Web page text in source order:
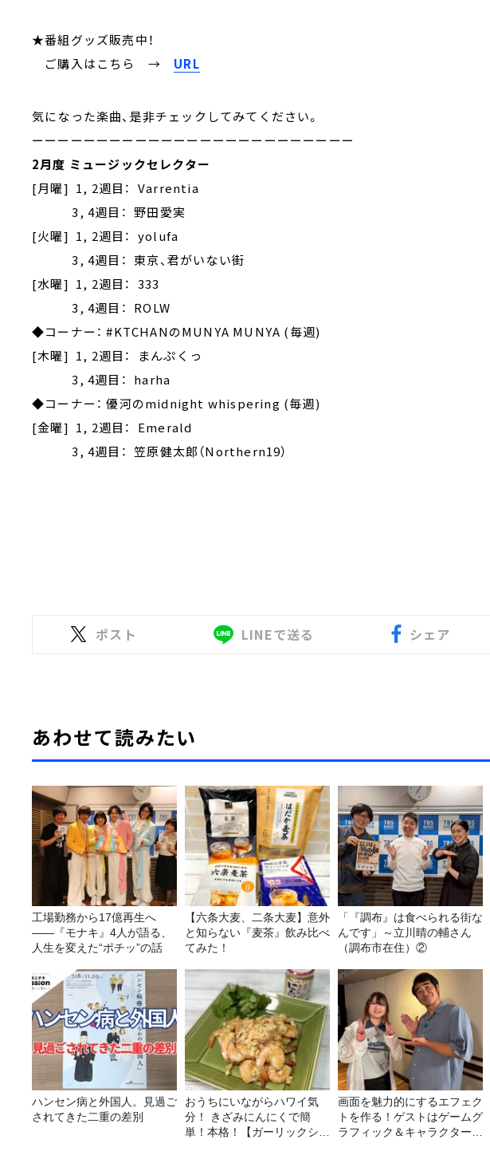
★番組グッズ販売中！
ご購入はこちら → URL
気になった楽曲、是非チェックしてみてください。
ーーーーーーーーーーーーーーーーーーーーーーーーー
2月度 ミュージックセレクター
[月曜] 1, 2週目： Varrentia
3, 4週目： 野田愛実
[火曜] 1, 2週目： yolufa
3, 4週目： 東京、君がいない街
[水曜] 1, 2週目： 333
3, 4週目： ROLW
◆コーナー： #KTCHANのMUNYA MUNYA (毎週)
[木曜] 1, 2週目： まんぷくっ
3, 4週目： harha
◆コーナー： 優河のmidnight whispering (毎週)
[金曜] 1, 2週目： Emerald
3, 4週目： 笠原健太郎（Northern19）
ポスト LINEで送る シェア
あわせて読みたい
工場勤務から17億再生へ
——『モナキ』4人が語る、
人生を変えた“ポチッ”の話
【六条大麦、二条大麦】意外
と知らない『麦茶』飲み比べ
てみた！
「『調布』は食べられる街な
んです」～立川晴の輔さん
（調布市在住）②
ハンセン病と外国人。見過ご
されてきた二重の差別
おうちにいながらハワイ気
分！ きざみにんにくで簡
単！本格！【ガーリックシュ
画面を魅力的にするエフェク
トを作る！ゲストはゲームグ
ラフィック＆キャラクター専